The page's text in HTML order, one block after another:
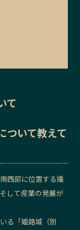
て
ついて教えて
西部に位置する播
して産業の発展が
る「姫路城（別